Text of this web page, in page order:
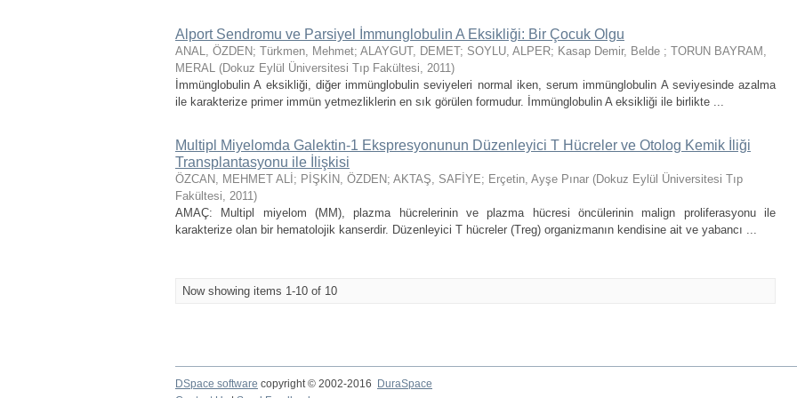
Alport Sendromu ve Parsiyel İmmunglobulin A Eksikliği: Bir Çocuk Olgu
ANAL, ÖZDEN; Türkmen, Mehmet; ALAYGUT, DEMET; SOYLU, ALPER; Kasap Demir, Belde ; TORUN BAYRAM,
MERAL (Dokuz Eylül Üniversitesi Tıp Fakültesi, 2011)
İmmünglobulin A eksikliği, diğer immünglobulin seviyeleri normal iken, serum immünglobulin A seviyesinde azalma
ile karakterize primer immün yetmezliklerin en sık görülen formudur. İmmünglobulin A eksikliği ile birlikte ...
Multipl Miyelomda Galektin-1 Ekspresyonunun Düzenleyici T Hücreler ve Otolog Kemik İliği
Transplantasyonu ile İlişkisi
ÖZCAN, MEHMET ALİ ; PİŞKİN, ÖZDEN; AKTAŞ, SAFİYE; Erçetin, Ayşe Pınar (Dokuz Eylül Üniversitesi Tıp
Fakültesi, 2011)
AMAÇ: Multipl miyelom (MM), plazma hücrelerinin ve plazma hücresi öncülerinin malign proliferasyonu ile
karakterize olan bir hematolojik kanserdir. Düzenleyici T hücreler (Treg) organizmanın kendisine ait ve yabancı ...
Now showing items 1-10 of 10
DSpace software copyright © 2002-2016 DuraSpace